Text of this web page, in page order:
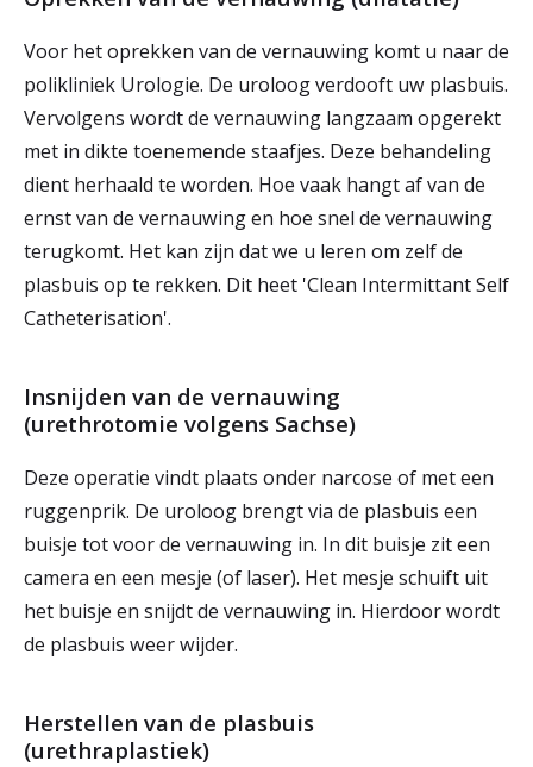
Voor het oprekken van de vernauwing komt u naar de
polikliniek Urologie. De uroloog verdooft uw plasbuis.
Vervolgens wordt de vernauwing langzaam opgerekt
met in dikte toenemende staafjes. Deze behandeling
dient herhaald te worden. Hoe vaak hangt af van de
ernst van de vernauwing en hoe snel de vernauwing
terugkomt. Het kan zijn dat we u leren om zelf de
plasbuis op te rekken. Dit heet 'Clean Intermittant Self
Catheterisation'.
Insnijden van de vernauwing
(urethrotomie volgens Sachse)
Deze operatie vindt plaats onder narcose of met een
ruggenprik. De uroloog brengt via de plasbuis een
buisje tot voor de vernauwing in. In dit buisje zit een
camera en een mesje (of laser). Het mesje schuift uit
het buisje en snijdt de vernauwing in. Hierdoor wordt
de plasbuis weer wijder.
Herstellen van de plasbuis
(urethraplastiek)